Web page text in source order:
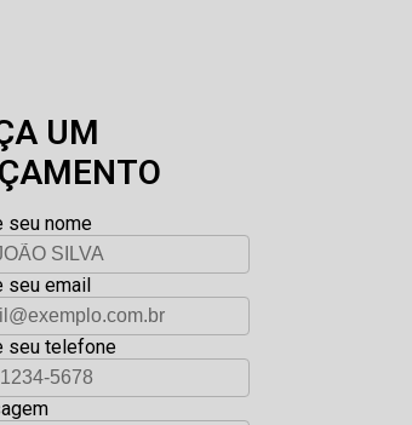
UM
seu nome
seu email
seu telefone